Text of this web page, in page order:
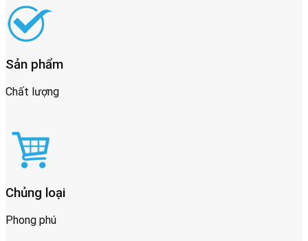
Sản phẩm
Chất lượng
Chủng loại
Phong phú